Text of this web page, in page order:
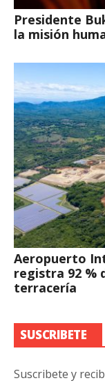
Presidente
la misión
Aeropuerto
registra 92 %
terracería
SUSCRIBETE
Suscribete y